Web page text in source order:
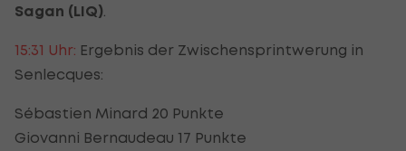
Sagan (LIQ)
15:31 Uhr: Ergebnis der Zwischensprintwerung in
Senlecques:
Sébastien Minard 20 Punkte
Giovanni Bernaudeau 17 Punkte